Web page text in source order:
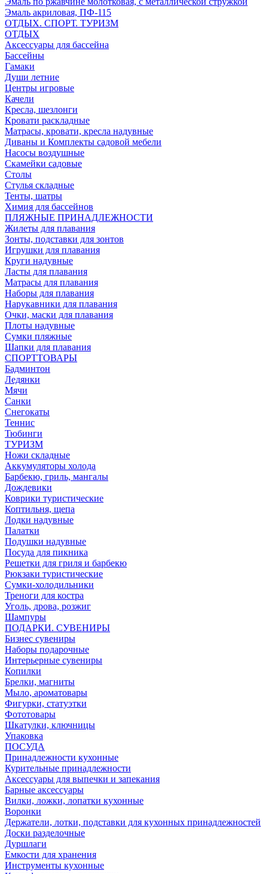
Эмаль акриловая, ПФ-115
ОТДЫХ. СПОРТ. ТУРИЗМ
ОТДЫХ
Аксессуары для бассейна
Бассейны
Гамаки
Души летние
Центры игровые
Качели
Кресла, шезлонги
Кровати раскладные
Матрасы, кровати, кресла надувные
Диваны и Комплекты садовой мебели
Насосы воздушные
Скамейки садовые
Столы
Стулья складные
Тенты, шатры
Химия для бассейнов
ПЛЯЖНЫЕ ПРИНАДЛЕЖНОСТИ
Жилеты для плавания
Зонты, подставки для зонтов
Игрушки для плавания
Круги надувные
Ласты для плавания
Матрасы для плавания
Наборы для плавания
Нарукавники для плавания
Очки, маски для плавания
Плоты надувные
Сумки пляжные
Шапки для плавания
СПОРТТОВАРЫ
Бадминтон
Ледянки
Мячи
Санки
Снегокаты
Теннис
Тюбинги
ТУРИЗМ
Ножи складные
Аккумуляторы холода
Барбекю, гриль, мангалы
Дождевики
Коврики туристические
Коптильня, щепа
Лодки надувные
Палатки
Подушки надувные
Посуда для пикника
Решетки для гриля и барбекю
Рюкзаки туристические
Сумки-холодильники
Треноги для костра
Уголь, дрова, розжиг
Шампуры
ПОДАРКИ. СУВЕНИРЫ
Бизнес сувениры
Наборы подарочные
Интерьерные сувениры
Копилки
Брелки, магниты
Мыло, ароматовары
Фигурки, статуэтки
Фототовары
Шкатулки, ключницы
Упаковка
ПОСУДА
Принадлежности кухонные
Курительные принадлежности
Аксессуары для выпечки и запекания
Барные аксессуары
Вилки, ложки, лопатки кухонные
Воронки
Держатели, лотки, подставки для кухонных принадлежностей
Доски разделочные
Дуршлаги
Емкости для хранения
Инструменты кухонные